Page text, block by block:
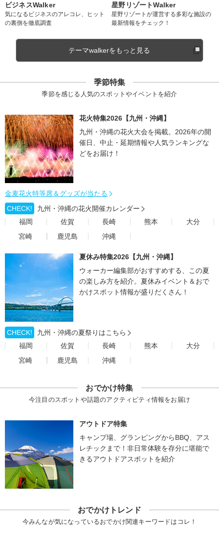
ビジネスWalker
気になるビジネスのアレコレ、ヒット
の裏側を徹底調査
星野リゾートWalker
星野リゾートが運営する多彩な施設の
最新情報をチェック！
テーマwalkerをもっと見る
季節特集
季節を感じる人気のスポットやイベントを紹介
花火特集2026【九州・沖縄】
九州・沖縄の花火大会を掲載。2026年の開
催日、中止・延期情報や人気ランキングな
どをお届け！
金麦花火特等席＆グッズが当たる
CHECK!
九州・沖縄の花火開催カレンダー
福岡
佐賀 長崎 熊本
大分
宮崎
鹿児島 沖縄
夏休み特集2026【九州・沖縄】
ウォーカー編集部がおすすめする、この夏
の楽しみ方を紹介。夏休みイベント＆おで
かけスポット情報が盛りだくさん！
CHECK!
九州・沖縄の夏祭りはこちら
福岡
佐賀 長崎 熊本
大分
宮崎
鹿児島 沖縄
おでかけ特集
今注目のスポットや話題のアクティビティ情報をお届け
アウトドア特集
キャンプ場、グランピングからBBQ、アス
レチックまで！非日常体験を存分に堪能で
きるアウトドアスポットを紹介
おでかけトレンド
今みんなが気になっているおでかけ関連キーワードはコレ！